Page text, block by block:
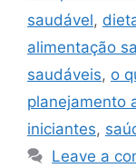
saudável,
alimentação
saudáveis, o
planejamento
iniciantes,
Leave a